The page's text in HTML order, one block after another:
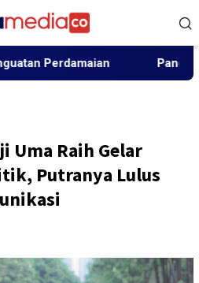
Panglima Jhony
Uma Raih Gelar
Putranya Lulus